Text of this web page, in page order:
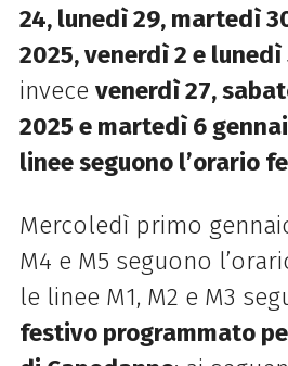
24, lunedì 29, martedì
2025, venerdì 2 e
invece venerdì 27,
2025 e martedì 6
linee seguono l’orario
Mercoledì primo
M4 e M5 seguono
le linee M1, M2 e M3
festivo programmato